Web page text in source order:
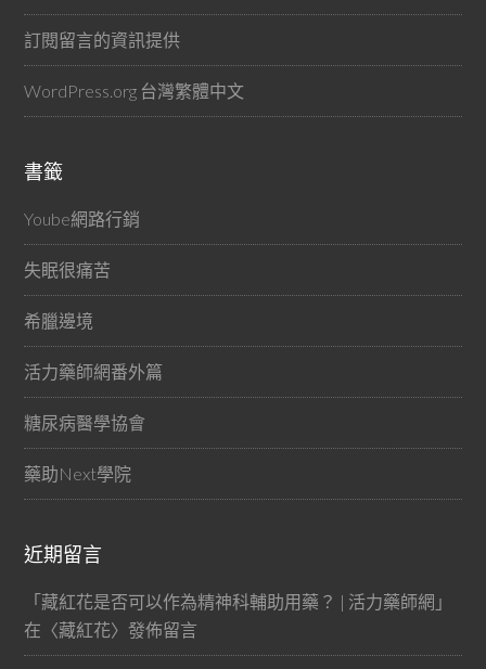
訂閱留言的資訊提供
WordPress.org 台灣繁體中文
書籤
Yoube網路行銷
失眠很痛苦
希臘邊境
活力藥師網番外篇
糖尿病醫學協會
藥助Next學院
近期留言
「藏紅花是否可以作為精神科輔助用藥？ | 活力藥師網 」
在〈藏紅花〉發佈留言